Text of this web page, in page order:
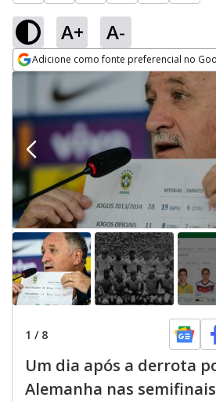
A+ A-
Adicione como fonte preferencial no
Opens in new window
1 / 8
Um dia após a derrota
Alemanha nas